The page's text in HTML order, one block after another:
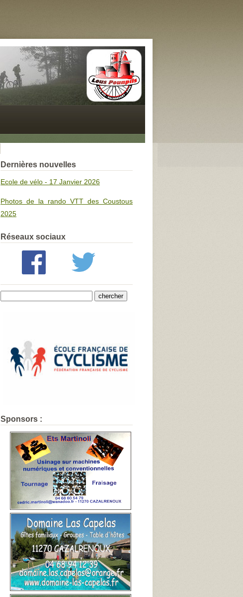
Dernières nouvelles
Ecole de vélo - 17 Janvier 2026
Photos de la rando VTT des Coustous
2025
Réseaux sociaux
Sponsors :